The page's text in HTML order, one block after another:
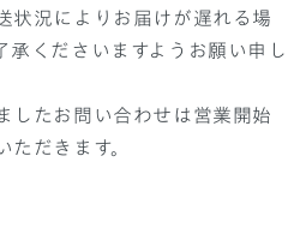
況によりお届けが遅れる場
承くださいますようお願い申し
たお問い合わせは営業開始
だきます。